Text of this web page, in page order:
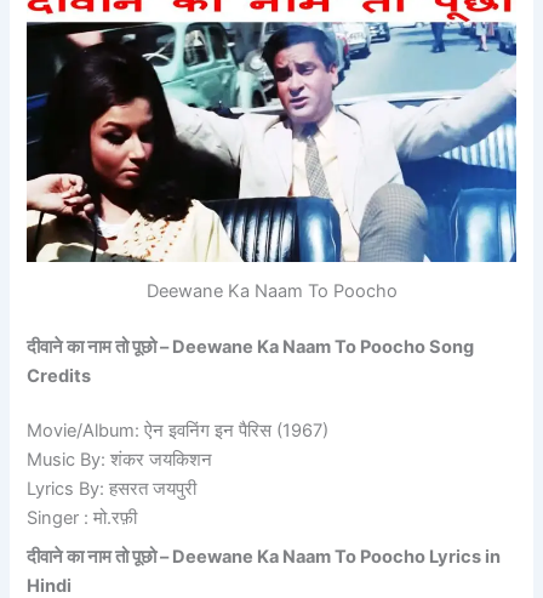
Deewane Ka Naam To Poocho
दीवाने का नाम तो पूछो –Deewane Ka Naam To Poocho Song
Credits
Movie/Album: ऐन इवनिंग इन पैरिस (1967)
Music By: शंकर जयकिशन
Lyrics By: हसरत जयपुरी
Singer : मो.रफ़ी
दीवाने का नाम तो पूछो –Deewane Ka Naam To Poocho Lyrics in
Hindi